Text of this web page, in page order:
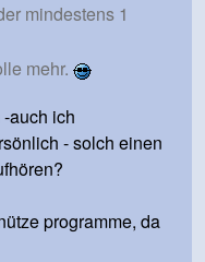
mindestens 1
mehr.
auch ich
- solch einen
programme, da